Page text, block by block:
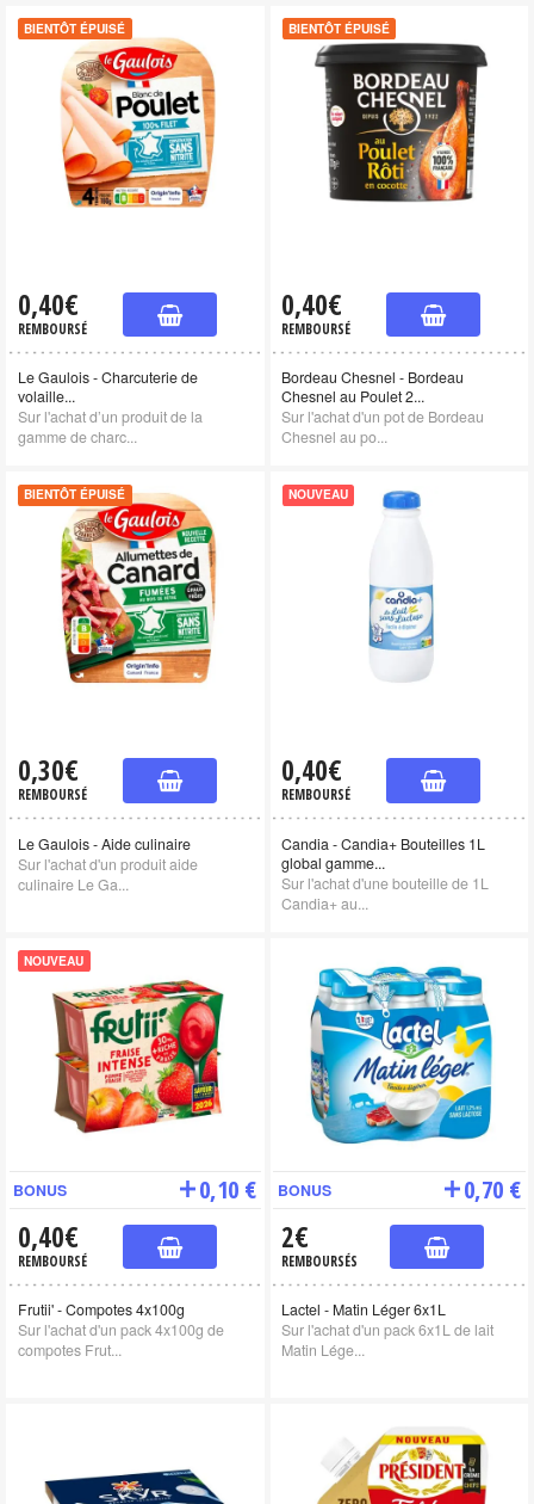
BIENTÔT ÉPUISÉ
0,40€
REMBOURSÉ
Le Gaulois - Charcuterie de
volaille...
Sur l'achat d’un produit de la
gamme de charc...
BIENTÔT ÉPUISÉ
0,40€
REMBOURSÉ
Bordeau Chesnel - Bordeau
Chesnel au Poulet 2...
Sur l'achat d'un pot de Bordeau
Chesnel au po...
BIENTÔT ÉPUISÉ
0,30€
REMBOURSÉ
Le Gaulois - Aide culinaire
Sur l'achat d'un produit aide
culinaire Le Ga...
NOUVEAU
0,40€
REMBOURSÉ
Candia - Candia+ Bouteilles 1L
global gamme...
Sur l'achat d'une bouteille de 1L
Candia+ au...
NOUVEAU
BONUS 0,10 €
0,40€
REMBOURSÉ
Frutii' - Compotes 4x100g
Sur l'achat d'un pack 4x100g de
compotes Frut...
BONUS 0,70 €
2€
REMBOURSÉS
Lactel - Matin Léger 6x1L
Sur l'achat d'un pack 6x1L de lait
Matin Lége...